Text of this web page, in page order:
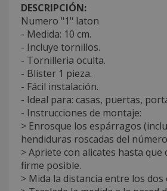
DESCRIPCIÓN:
Numero "1" laton
- Medida: 10 cm.
- Incluye tornillos.
- Tornilleria oculta.
- Blister 1 pieza.
- Fácil instalación.
- Ideal para: casas, puertas,
- Instrucciones de montaje:
> Enrosque los espárragos
hendiduras roscadas del
> Apriete con alicates hasta que
firme posible.
> Mida la distancia entre los